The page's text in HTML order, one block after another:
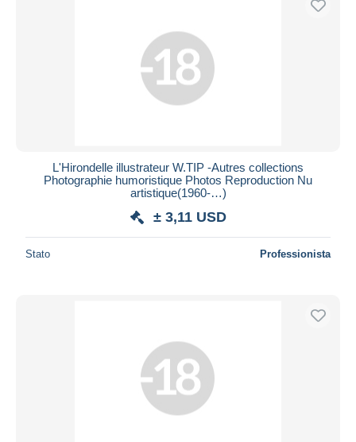
L'Hirondelle illustrateur W.TIP -Autres collections
Photographie humoristique Photos Reproduction Nu
artistique(1960-…)
± 3,11 USD
Stato Professionista